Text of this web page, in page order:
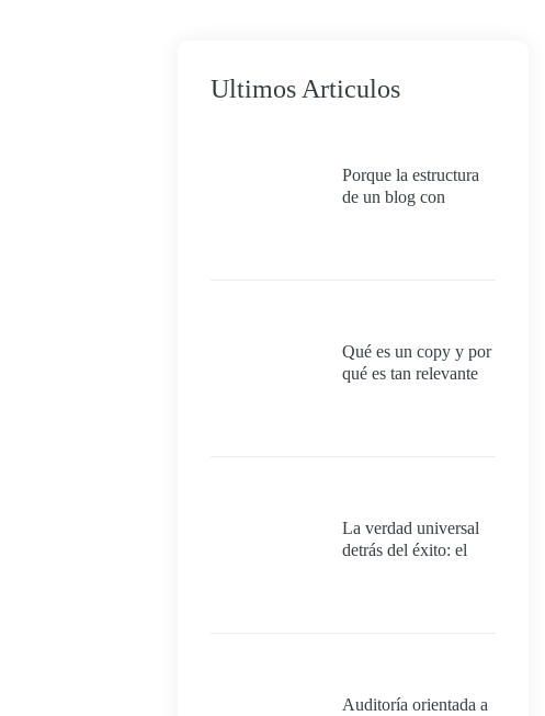
Ultimos Articulos
Porque la estructura
de un blog con
Qué es un copy y por
qué es tan relevante
La verdad universal
detrás del éxito: el
Auditoría orientada a